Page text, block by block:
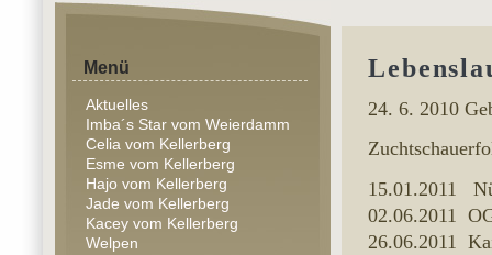
24. 6. 2010
02.06.2011
26.06.2011
Menü
Aktuelles
Imba´s Star vom Weierdamm
Celia vom Kellerberg
Esme vom Kellerberg
Hajo vom Kellerberg
Jade vom Kellerberg
Kacey vom Kellerberg
Welpen